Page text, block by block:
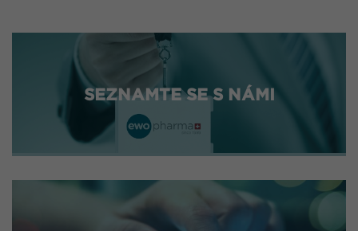
SEZNAMTE SE S NÁMI